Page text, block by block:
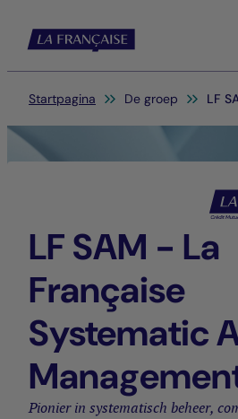
Je bent hier:
Startpagina De groep LF
LF SAM - La
Française
Systematic
Pionier in systematisch beheer,